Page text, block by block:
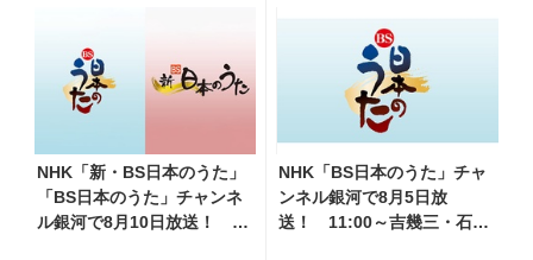
NHK「新・BS日本のうた」
「BS日本のうた」チャンネ
ル銀河で8月10日放送！
NHK「BS日本のうた」チャ
ンネル銀河で8月5日放
送！ 11:00～吉幾三・石原